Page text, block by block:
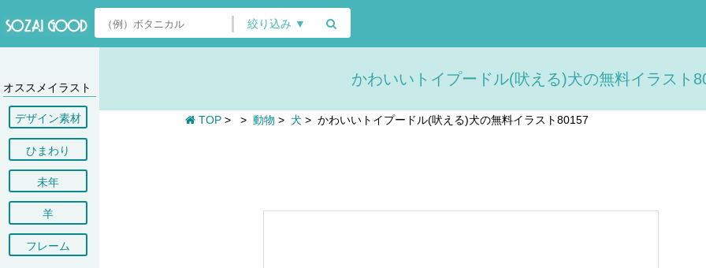
絞り込み ▼
オススメイラスト
デザイン素材
ひまわり
未年
羊
フレーム
かわいいトイプードル(吠える)犬の無料イラスト
TOP > > 動物 > 犬 > かわいいトイプードル(吠える)犬の無料イラスト80157